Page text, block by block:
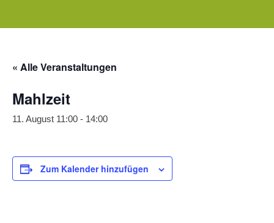
« Alle Veranstaltungen
Mahlzeit
11. August 11:00 - 14:00
Zum Kalender hinzufügen